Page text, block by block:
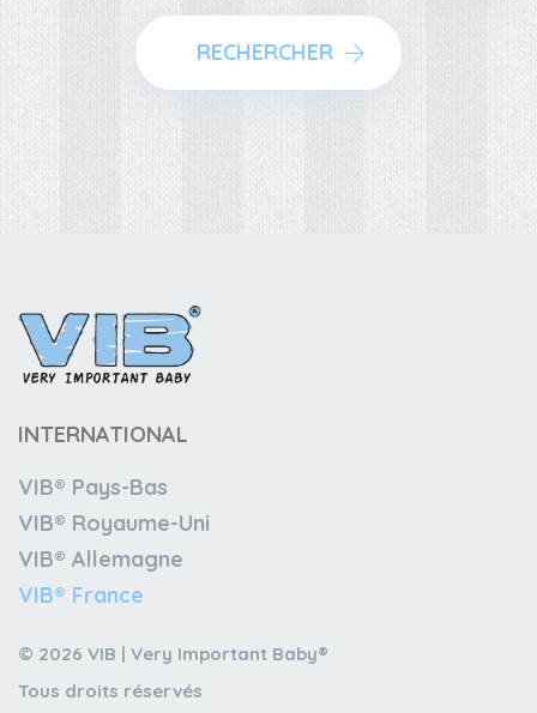
RECHERCHER
INTERNATIONAL
VIB® Pays-Bas
VIB® Royaume-Uni
VIB® Allemagne
VIB® France
© 2026 VIB | Very Important Baby®
Tous droits réservés